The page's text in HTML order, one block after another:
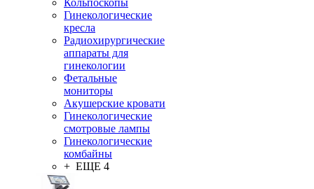
Кольпоскопы
Гинекологические
кресла
Радиохирургические
аппараты для
гинекологии
Фетальные
мониторы
Акушерские кровати
Гинекологические
смотровые лампы
Гинекологические
комбайны
+ ЕЩЕ 4